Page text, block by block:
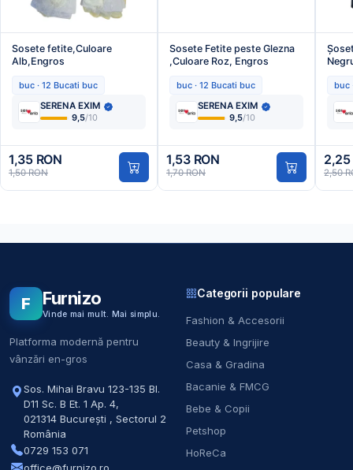
Sosete fetite,Culoare
Alb,Engros
buc · 12 Bucati buc
SERENA EXIM
9,5/10
1,35 RON
1,50 RON
Sosete Fetite peste Glezna
,Culoare Roz, Engros
buc · 12 Bucati buc
SERENA EXIM
9,5/10
1,53 RON
1,70 RON
buc
2,25
2,50
F Furnizo
Vinde mai mult. Mai simplu.
Platforma modernă pentru
vânzări en-gros
Sos. Mihai Bravu 123-135 Bl.
D11 Sc. B Et. 1 Ap. 4,
021314 București , Sectorul 2
România
0729 153 071
Categorii populare
Fashion & Accesorii
Beauty & Ingrijire
Casa & Gradina
Bacanie & FMCG
Bebe & Copii
Petshop
HoReCa